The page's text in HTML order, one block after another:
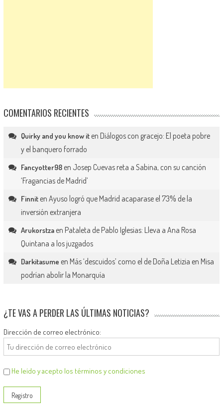
COMENTARIOS RECIENTES
Quirky and you know iten Diálogos con gracejo: El poeta pobre
y el banquero forrado
Fancyotter98en Josep Cuevas reta a Sabina, con su canción
‘Fragancias de Madrid’
Finniten Ayuso logró que Madrid acaparase el 73% de la
inversión extranjera
Arukorstzaen Pataleta de Pablo Iglesias: Lleva a Ana Rosa
Quintana a los juzgados
Darkitasume en Más ‘descuidos’ como el de Doña Letizia en Misa
podrían abolir la Monarquía
¿TE VAS A PERDER LAS ÚLTIMAS NOTICIAS?
Dirección de correo electrónico:
He leído y acepto los términos y condiciones